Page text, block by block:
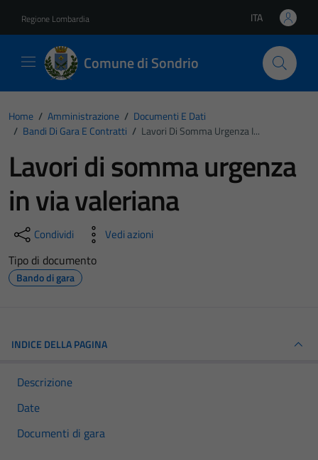
Regione Lombardia Lingua attiva:
ITA
Comune di Sondrio
Home / Amministrazione / Documenti E Dati
/ Bandi Di Gara E Contratti / Lavori Di Somma Urgenza I...
Lavori di somma urgenza
in via valeriana
Condividi Vedi azioni
Tipo di documento
Bando di gara
INDICE DELLA PAGINA
Descrizione
Date
Documenti di gara